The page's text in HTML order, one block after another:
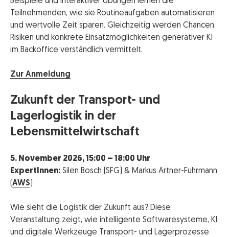
Teilnehmenden, wie sie Routineaufgaben automatisieren
und wertvolle Zeit sparen. Gleichzeitig werden Chancen,
Risiken und konkrete Einsatzmöglichkeiten generativer KI
im Backoffice verständlich vermittelt.
Zur Anmeldung
Zukunft der Transport- und
Lagerlogistik in der
Lebensmittelwirtschaft
5. November 2026, 15:00 – 18:00 Uhr
ExpertInnen: Silen Bosch (SFG) & Markus Artner-Fuhrmann
AWS
Wie sieht die Logistik der Zukunft aus? Diese
Veranstaltung zeigt, wie intelligente Softwaresysteme, KI
und digitale Werkzeuge Transport- und Lagerprozesse